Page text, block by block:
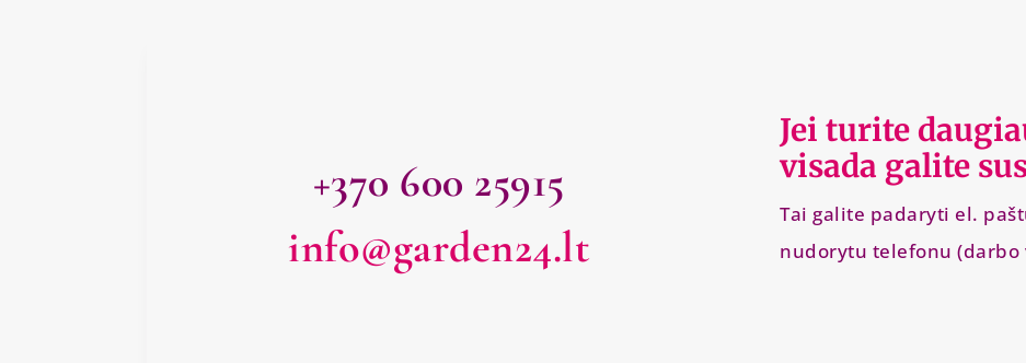
+370 600 25915
info@garden24.lt
Jei turite
visada galite
Tai galite padaryti el.
nudorytu telefonu (darbo